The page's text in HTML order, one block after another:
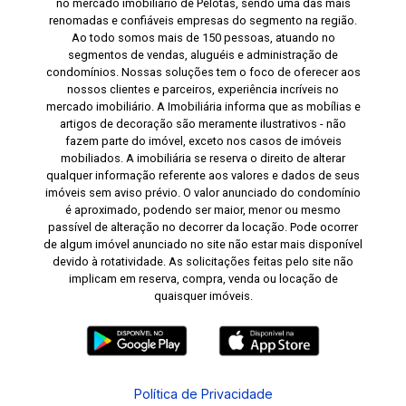
monitoramento e portão eletrônico. Localização
privilegiada ao lado do Parque Dom Antônio
Zattera. Ideal para estudantes, aposentados ou
para quem busca praticidade no dia a dia. Obs. Se
for locado sem mobília o valor é R$ 1.115,00.
Agende sua visita e conheça este apartamento
que combina localização estratégica, conforto e
funcionalidade em uma das regiões mais
tradicionais de Pelotas.
no mercado imobiliário de Pelotas, sendo uma das mais
renomadas e confiáveis empresas do segmento na região.
Ao todo somos mais de 150 pessoas, atuando no
segmentos de vendas, aluguéis e administração de
condomínios. Nossas soluções tem o foco de oferecer aos
nossos clientes e parceiros, experiência incríveis no
mercado imobiliário. A Imobiliária informa que as mobílias e
artigos de decoração são meramente ilustrativos - não
fazem parte do imóvel, exceto nos casos de imóveis
mobiliados. A imobiliária se reserva o direito de alterar
qualquer informação referente aos valores e dados de seus
imóveis sem aviso prévio. O valor anunciado do condomínio
é aproximado, podendo ser maior, menor ou mesmo
passível de alteração no decorrer da locação. Pode ocorrer
de algum imóvel anunciado no site não estar mais disponível
devido à rotatividade. As solicitações feitas pelo site não
implicam em reserva, compra, venda ou locação de
quaisquer imóveis.
Política de Privacidade